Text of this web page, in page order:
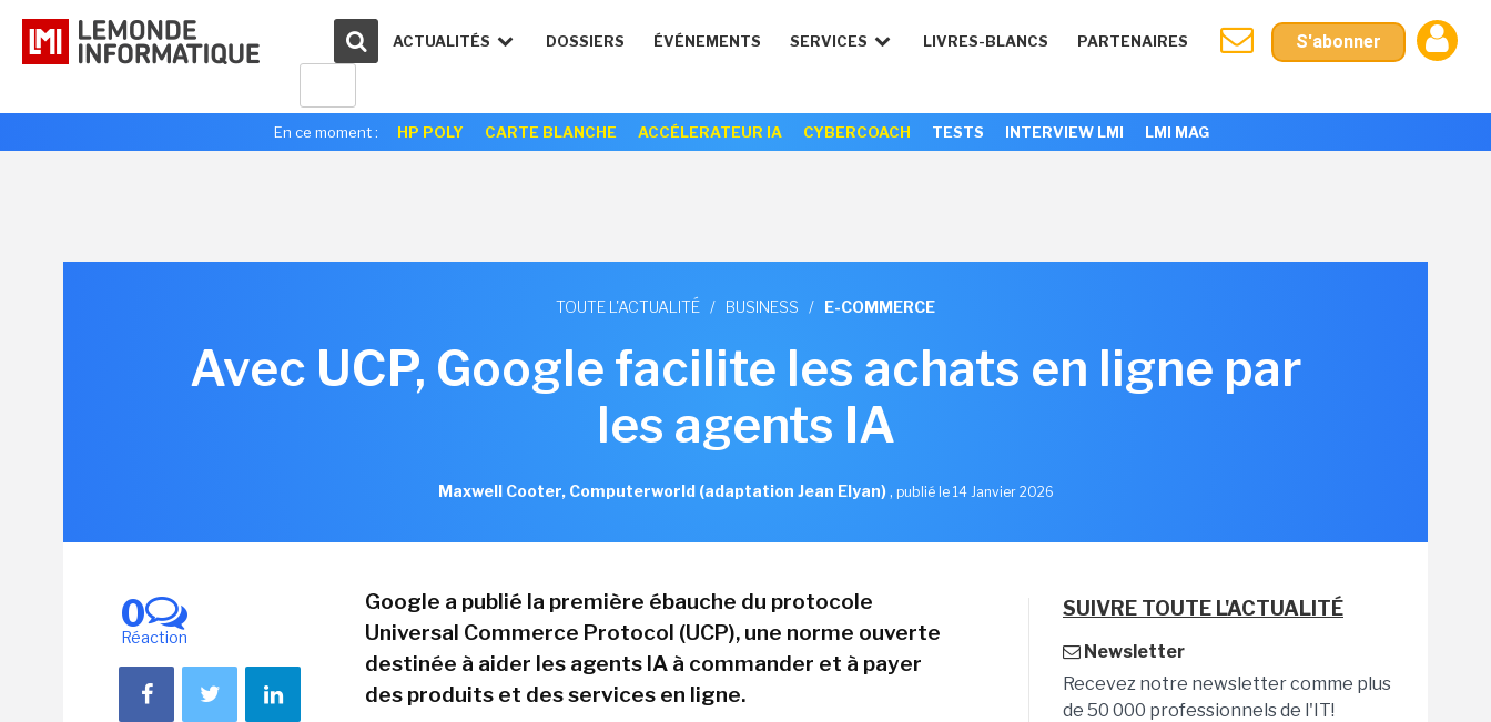
ACTUALITÉS DOSSIERS ÉVÉNEMENTS SERVICES LIVRES-BLANCS PARTENAIRES S'abonner
En ce moment : HP POLY CARTE BLANCHE ACCÉLERATEUR IA CYBERCOACH TESTS INTERVIEW LMI LMI MAG
TOUTE L'ACTUALITÉ / BUSINESS / E-COMMERCE
Avec UCP, Google facilite les achats en ligne par
les agents IA
Maxwell Cooter, Computerworld (adaptation Jean Elyan), publié le 14 Janvier 2026
0
Réaction
Google a publié la première ébauche du protocole
Universal Commerce Protocol (UCP), une norme ouverte
destinée à aider les agents IA à commander et à payer
des produits et des services en ligne.
SUIVRE TOUTE L'ACTUALITÉ
Newsletter
Recevez notre newsletter comme plus
de 50 000 professionnels de l'IT!